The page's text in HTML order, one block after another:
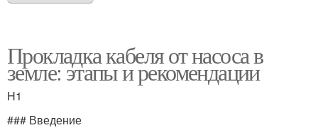
Прокладка кабеля от насоса в
земле: этапы и рекомендации
H1
### Введение